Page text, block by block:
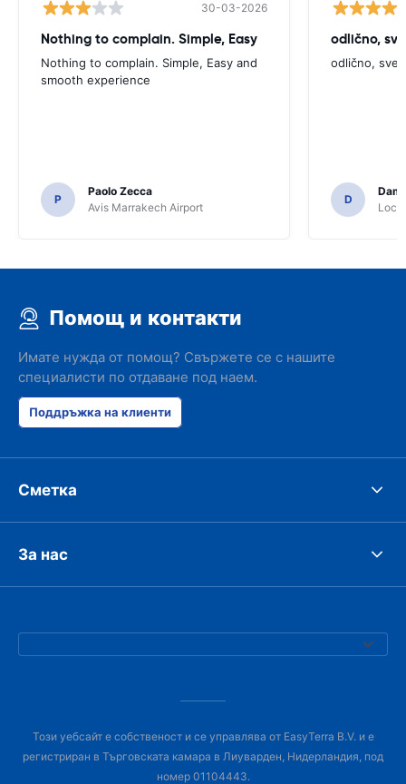
30-03-2026
Nothing to complain. Simple, Easy
Nothing to complain. Simple, Easy and
smooth experience
P
Paolo Zecca
Avis Marrakech Airport
odlično,
odlično, sve
D
Помощ и контакти
Имате нужда от помощ? Свържете се с нашите
специалисти по отдаване под наем.
Поддръжка на клиенти
Сметка
За нас
Този уебсайт е собственост и се управлява от EasyTerra B.V. и е
регистриран в Търговската камара в Лиуварден, Нидерландия, под
номер 01104443.